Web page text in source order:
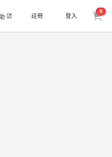
註冊 登入
0